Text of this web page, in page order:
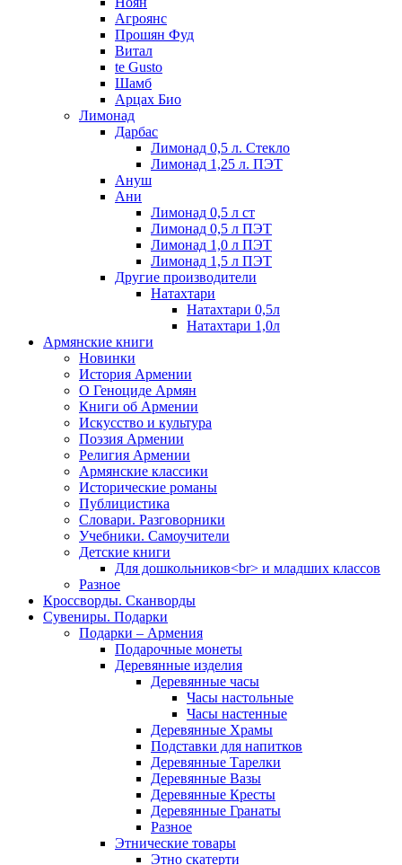
Агроянс
Прошян Фуд
Витал
te Gusto
Шамб
Арцах Био
Лимонад
Дарбас
Лимонад 0,5 л. Стекло
Лимонад 1,25 л. ПЭТ
Ануш
Ани
Лимонад 0,5 л ст
Лимонад 0,5 л ПЭТ
Лимонад 1,0 л ПЭТ
Лимонад 1,5 л ПЭТ
Другие производители
Натахтари
Натахтари 0,5л
Натахтари 1,0л
Армянские книги
Новинки
История Армении
О Геноциде Армян
Книги об Армении
Иcкусство и культура
Поэзия Армении
Религия Армении
Армянские классики
Исторические романы
Публицистика
Словари. Разговорники
Учебники. Самоучители
Детские книги
Для дошкольников<br> и младших классов
Разное
Кроссворды. Сканворды
Сувениры. Подарки
Подарки – Армения
Подарочные монеты
Деревянные изделия
Деревянные часы
Часы настольные
Часы настенные
Деревянные Храмы
Подставки для напитков
Деревянные Тарелки
Деревянные Вазы
Деревянные Кресты
Деревянные Гранаты
Разное
Этнические товары
Этно скатерти